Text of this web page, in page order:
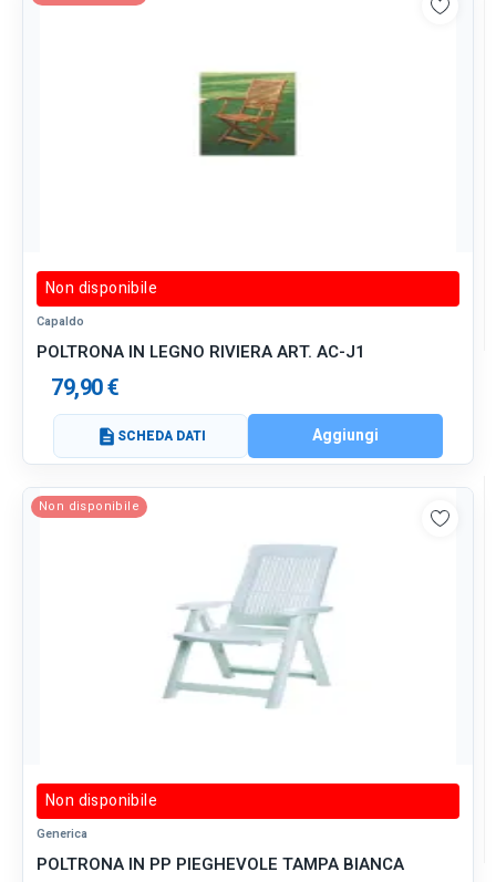
Non disponibile
Capaldo
POLTRONA IN LEGNO RIVIERA ART. AC-J1
79,90 €
description SCHEDA DATI Aggiungi
Non disponibile
Non disponibile
Generica
POLTRONA IN PP PIEGHEVOLE TAMPA BIANCA